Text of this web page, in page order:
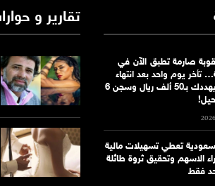
صارمة تطبق الآن في
تأخر يوم واحد بعد انتهاء
التأشيرة يهددك بـ50 ألف ريال وسجن 6
تعطي تسهيلات مالية
الاسهم وتحقيق ثروة طائلة
فقط
تقارير و